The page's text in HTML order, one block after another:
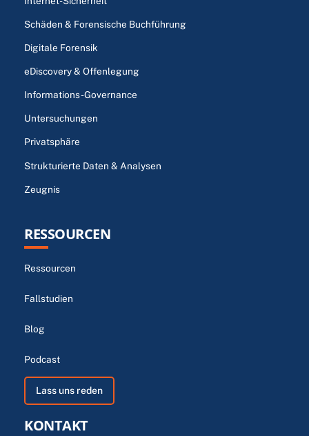
Schäden & Forensische Buchführung
Digitale Forensik
eDiscovery & Offenlegung
Informations-Governance
Untersuchungen
Privatsphäre
Strukturierte Daten & Analysen
Zeugnis
RESSOURCEN
Ressourcen
Fallstudien
Blog
Podcast
Lass uns reden
KONTAKT